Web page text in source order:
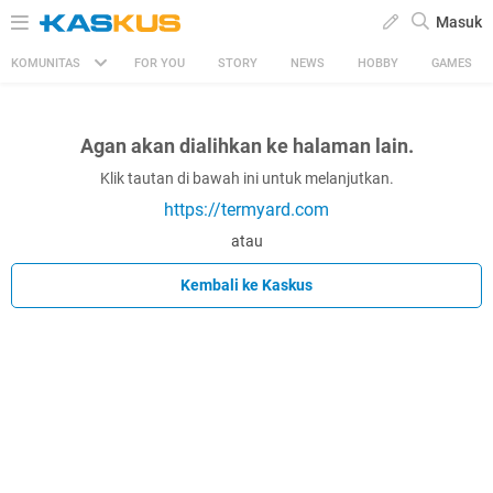
Masuk
KOMUNITAS FOR YOU STORY NEWS HOBBY GAMES
Agan akan dialihkan ke halaman lain.
Klik tautan di bawah ini untuk melanjutkan.
https://termyard.com
atau
Kembali ke Kaskus